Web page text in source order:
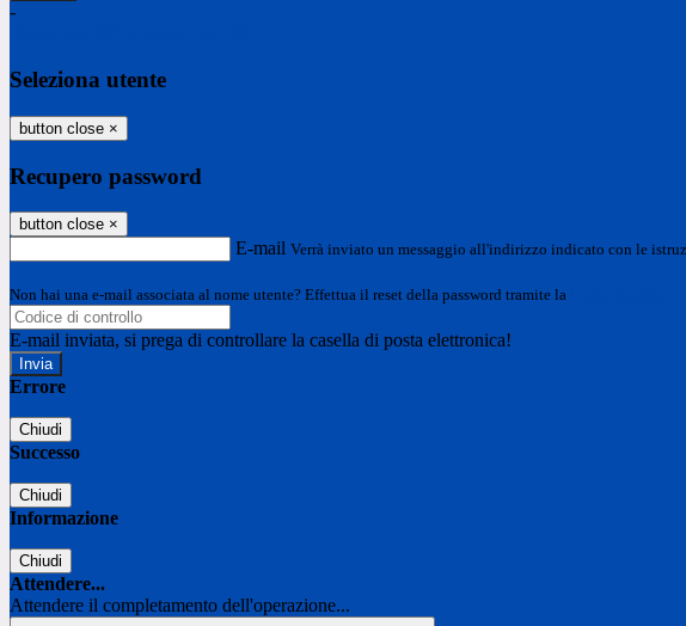
-
Seleziona utente
button close ×
Recupero password
button close ×
E-mail Verrà inviato un messaggio all'indirizzo indicato con le
Non hai una e-mail associata al nome utente? Effettua il reset della password tramite la
E-mail inviata, si prega di controllare la casella di posta elettronica!
Errore
Chiudi
Successo
Chiudi
Informazione
Chiudi
Attendere...
Attendere il completamento dell'operazione...